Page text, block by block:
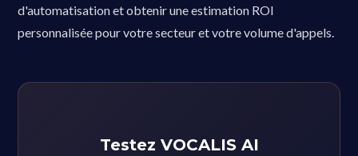
d'automatisation et obtenir une estimation ROI
personnalisée pour votre secteur et votre volume d'appels.
Testez VOCALIS AI